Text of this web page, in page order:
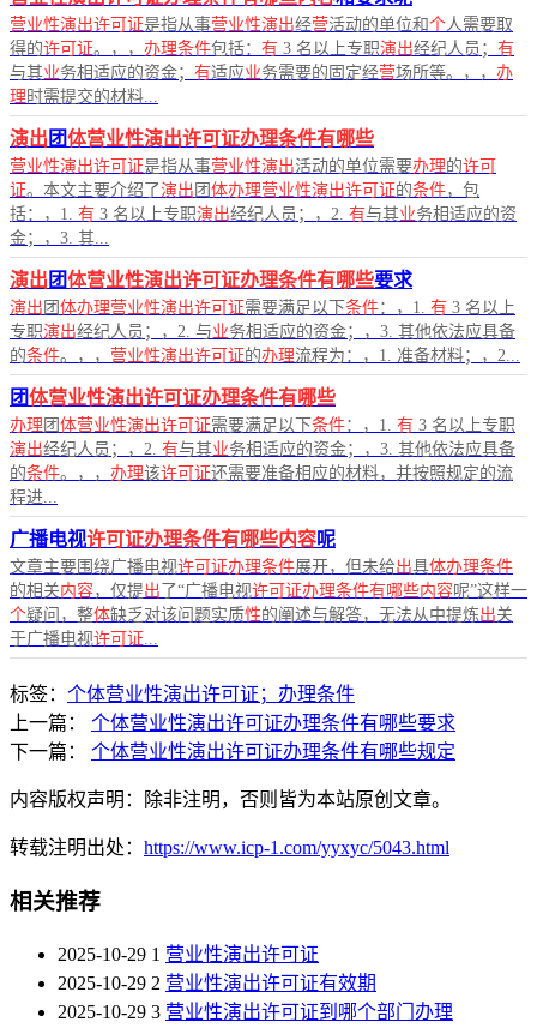
营业性演出许可证是指从事营业性演出经营活动的单位和个人需要取
得的许可证。，， 办理条件包括： 有 3 名以上专职演出经纪人员； 有
与其业务相适应的资金； 有适应业务需要的固定经营场所等。，， 办
理 时需提交的材料...
演出 团体营业性演出许可证办理条件有哪些
营业性演出许可证是指从事营业性演出活动的单位需要办理的许可
证。本文主要介绍了演出 团 体办理营业性演出许可证的条件，包
括：，1. 有 3 名以上专职演出经纪人员；，2. 有与其业务相适应的资
金；，3. 其...
演出 团体营业性演出许可证办理条件有哪些要求
演出 团 体办理营业性演出许可证需要满足以下条件：，1. 有 3 名以上
专职演出经纪人员；，2. 与业务相适应的资金；，3. 其他依法应具备
的条件。，， 营业性演出许可证的办理流程为：，1. 准备材料；，2...
团体营业性演出许可证办理条件有哪些
办理 团 体营业性演出许可证需要满足以下条件：，1. 有 3 名以上专职
演出经纪人员；，2. 有与其业务相适应的资金；，3. 其他依法应具备
的条件。，， 办理该许可证还需要准备相应的材料，并按照规定的流
程进...
广播电视许可证办理条件有哪些内容呢
文章主要围绕广播电视许可证办理条件展开，但未给出具体办理条件
的相关内容，仅提出 了“广播电视许可证办理条件有哪些内容呢”这样一
个疑问，整体缺乏对该问题实质性的阐述与解答，无法从中提炼出关
于广播电视许可证...
标签： 个体营业性演出许可证；办理条件
上一篇：
个体营业性演出许可证办理条件有哪些要求
下一篇：
个体营业性演出许可证办理条件有哪些规定
内容版权声明：除非注明，否则皆为本站原创文章。
转载注明出处： https://www.icp-1.com/yyxyc/5043.html
相关推荐
2025-10-29 1 营业性演出许可证
2025-10-29 2 营业性演出许可证有效期
2025-10-29 3 营业性演出许可证到哪个部门办理